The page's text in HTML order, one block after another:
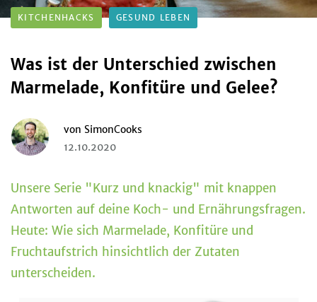
KITCHENHACKS GESUND LEBEN
Was ist der Unterschied zwischen
Marmelade, Konfitüre und Gelee?
von SimonCooks
12.10.2020
Unsere Serie "Kurz und knackig" mit knappen
Antworten auf deine Koch- und Ernährungsfragen.
Heute: Wie sich Marmelade, Konfitüre und
Fruchtaufstrich hinsichtlich der Zutaten
unterscheiden.